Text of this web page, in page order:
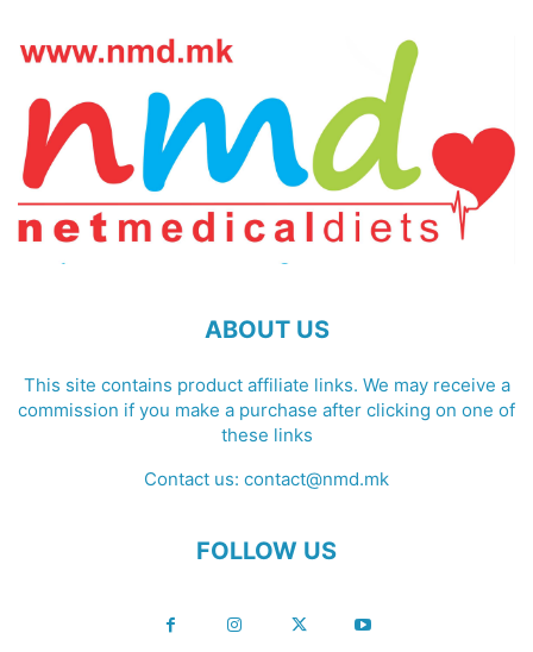
ABOUT US
This site contains product affiliate links. We may receive a
commission if you make a purchase after clicking on one of
these links
Contact us: contact@nmd.mk
FOLLOW US